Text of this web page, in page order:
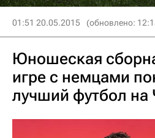
01:51 20.05.2015 (обновлено:
Юношеская
игре с немцами
лучший футбол на